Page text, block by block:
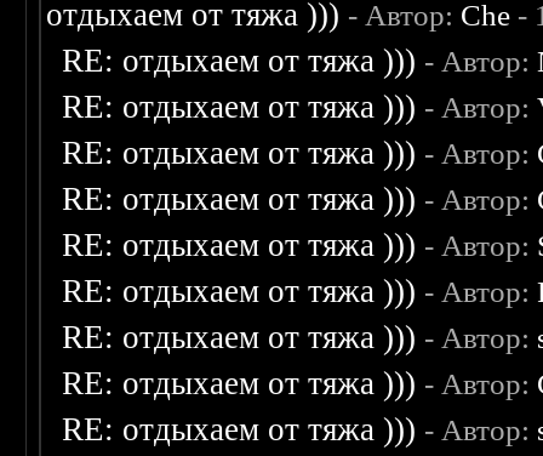
отдыхаем от тяжа ))) - Автор: Che -
RE: отдыхаем от тяжа ))) - Автор:
RE: отдыхаем от тяжа ))) - Автор:
RE: отдыхаем от тяжа ))) - Автор:
RE: отдыхаем от тяжа ))) - Автор:
RE: отдыхаем от тяжа ))) - Автор:
RE: отдыхаем от тяжа ))) - Автор:
RE: отдыхаем от тяжа ))) - Автор:
RE: отдыхаем от тяжа ))) - Автор:
RE: отдыхаем от тяжа ))) - Автор: